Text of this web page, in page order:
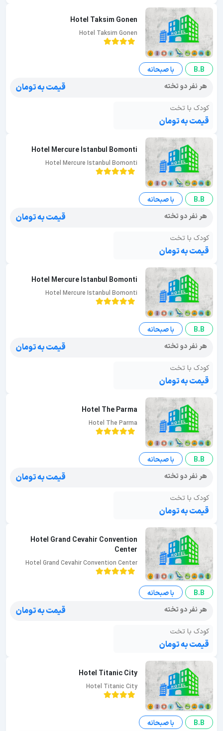
Hotel Taksim Gonen
Hotel Taksim Gonen
B.B
با صبحانه
هر نفر دو تخته
قیمت به تومان
کودک با تخت
قیمت به تومان
Hotel Mercure Istanbul Bomonti
Hotel Mercure Istanbul Bomonti
B.B
با صبحانه
هر نفر دو تخته
قیمت به تومان
کودک با تخت
قیمت به تومان
Hotel Mercure Istanbul Bomonti
Hotel Mercure Istanbul Bomonti
B.B
با صبحانه
هر نفر دو تخته
قیمت به تومان
کودک با تخت
قیمت به تومان
Hotel The Parma
Hotel The Parma
B.B
با صبحانه
هر نفر دو تخته
قیمت به تومان
کودک با تخت
قیمت به تومان
Hotel Grand Cevahir Convention
Center
Hotel Grand Cevahir Convention Center
B.B
با صبحانه
هر نفر دو تخته
قیمت به تومان
کودک با تخت
قیمت به تومان
Hotel Titanic City
Hotel Titanic City
B.B
با صبحانه